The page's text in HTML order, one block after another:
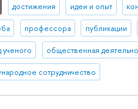
достижения идеи и опыт
профессора публикации
ученого общественная
сотрудничество